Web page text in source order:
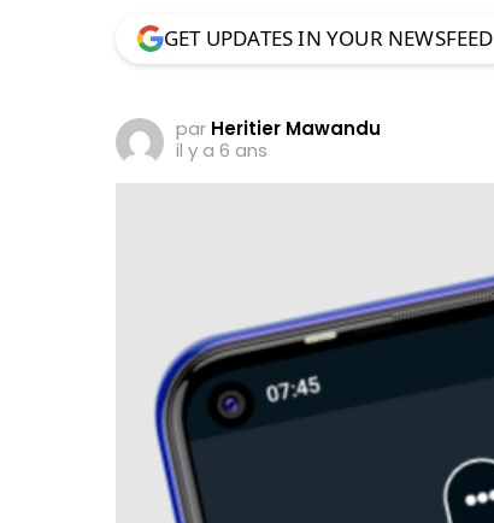
GET UPDATES IN YOUR NEWSFEED
par Heritier Mawandu
il y a 6 ans